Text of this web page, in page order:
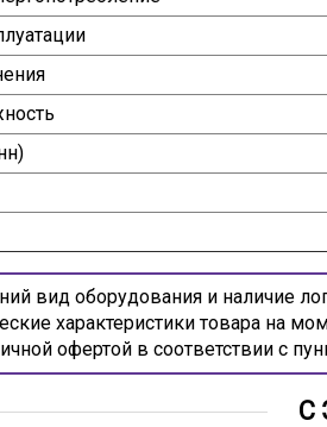
вид оборудования и наличие
характеристики товара на
офертой в соответствии с
С